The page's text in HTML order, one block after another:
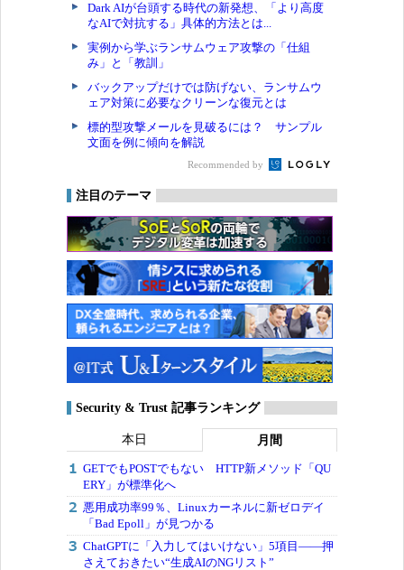
Dark AIが台頭する時代の新発想、「より高度
なAIで対抗する」具体的方法とは...
実例から学ぶランサムウェア攻撃の「仕組
み」と「教訓」
バックアップだけでは防げない、ランサムウ
ェア対策に必要なクリーンな復元とは
標的型攻撃メールを見破るには？ サンプル
文面を例に傾向を解説
Recommended by
注目のテーマ
Security & Trust 記事ランキング
本日 月間
GETでもPOSTでもない HTTP新メソッド「QU
ERY」が標準化へ
悪用成功率99％、Linuxカーネルに新ゼロデイ
「Bad Epoll」が見つかる
ChatGPTに「入力してはいけない」5項目――押
さえておきたい“生成AIのNGリスト”